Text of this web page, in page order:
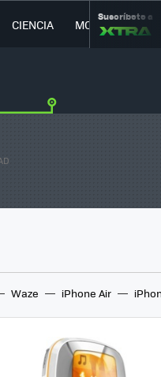
CIENCIA MOVILIDAD
Suscríbete a
Waze iPhone Air